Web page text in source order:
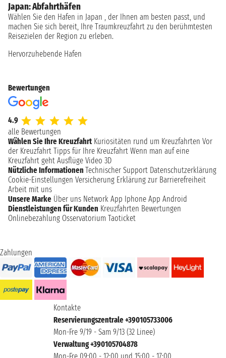
Japan: Abfahrthäfen
Wählen Sie den Hafen in Japan , der Ihnen am besten passt, und
machen Sie sich bereit, Ihre Traumkreuzfahrt zu den berühmtesten
Reisezielen der Region zu erleben.
Hervorzuhebende Hafen
Bewertungen
4.9
alle Bewertungen
Wählen Sie Ihre Kreuzfahrt Kuriositäten rund um Kreuzfahrten Vor
der Kreuzfahrt Tipps für Ihre Kreuzfahrt Wenn man auf eine
Kreuzfahrt geht Ausflüge Video 3D
Nützliche Informationen Technischer Support Datenschutzerklärung
Cookie-Einstellungen Versicherung Erklärung zur Barrierefreiheit
Arbeit mit uns
Unsere Marke Über uns Network App Iphone App Android
Dienstleistungen für Kunden Kreuzfahrten Bewertungen
Onlinebezahlung Osservatorium Taoticket
Zahlungen
Kontakte
Reservierungszentrale +390105733006
Mon-Fre 9/19 - Sam 9/13 (32 Linee)
Verwaltung +390105704878
Mon-Fre 09:00 - 12:00 und 15:00 - 17:00